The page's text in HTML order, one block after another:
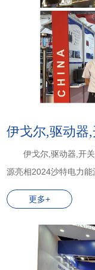
伊戈尔,驱动器,开
源亮相2024沙特电力
更多+